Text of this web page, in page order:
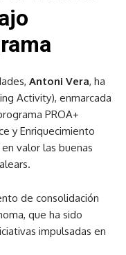
Antoni Vera, ha
Activity), enmarcada
PROA+
y Enriquecimiento
valor las buenas
de consolidación
que ha sido
impulsadas en